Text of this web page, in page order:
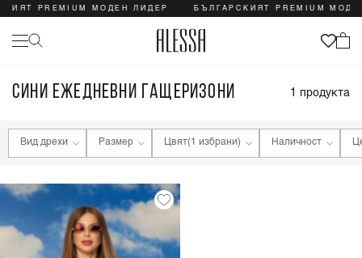
PREMIUM МОДЕН ЛИДЕР БЪЛГАРСКИЯТ PREMIUM
СИНИ ЕЖЕДНЕВНИ ГАЩЕРИЗОНИ 1 продукта
Вид дрехи Размер Цвят(1 избрани) Наличност